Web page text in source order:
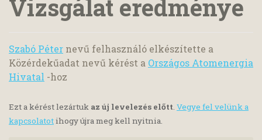
Vizsgálat eredménye
Szabó Péter nevű felhasználó elkészítette a
Közérdekűadat nevű kérést a Országos Atomenergia
Hivatal -hoz
Ezt a kérést lezártuk az új levelezés előtt. Vegye fel velünk a
kapcsolatotihogy újra meg kell nyitnia.